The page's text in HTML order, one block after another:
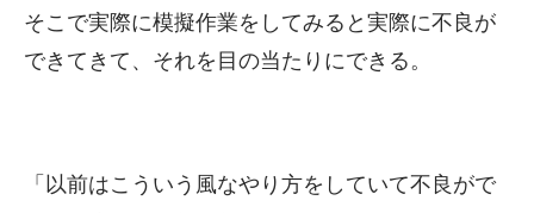
そこで実際に模擬作業をしてみると実際に不良が
できてきて、それを目の当たりにできる。
「以前はこういう風なやり方をしていて不良がで